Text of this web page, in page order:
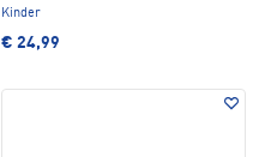
Kinder
€ 24,99